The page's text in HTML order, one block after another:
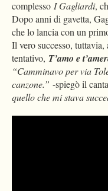
complesso I Gagliardi,
Dopo anni di gavetta,
che lo lancia con un
Il vero successo,
tentativo, T’amo e
“Camminavo per via
canzone.” -spiegò il
quello che mi stava